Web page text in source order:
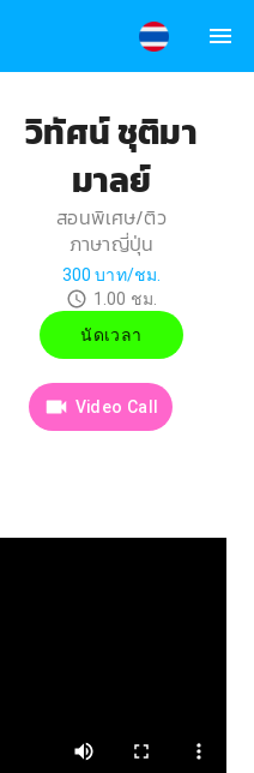
วิทัศน์ ชุติมา
มาลย์
สอนพิเศษ/ติว
ภาษาญี่ปุ่น
300 บาท/ชม.
1.00 ชม.
นัดเวลา
Video Call